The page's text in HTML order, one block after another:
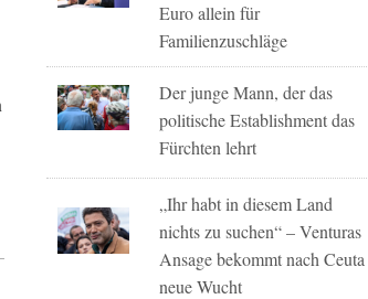
Euro allein für
Familienzuschläge
Der junge Mann, der das
politische Establishment das
Fürchten lehrt
„Ihr habt in diesem Land
nichts zu suchen“ – Venturas
Ansage bekommt nach Ceuta
neue Wucht